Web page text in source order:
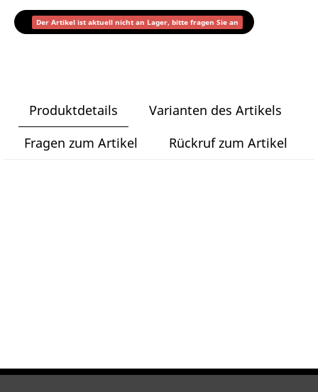
Der Artikel ist aktuell nicht an Lager, bitte fragen Sie an
Produktdetails
Varianten des Artikels
Fragen zum Artikel
Rückruf zum Artikel